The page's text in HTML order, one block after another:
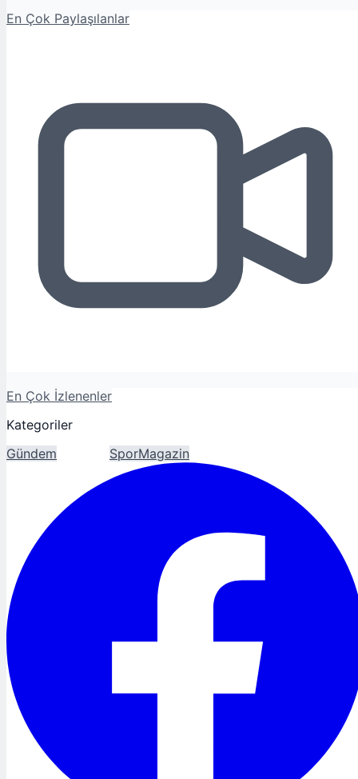
En Çok Paylaşılanlar
En Çok İzlenenler
Kategoriler
Gündem
SporMagazin